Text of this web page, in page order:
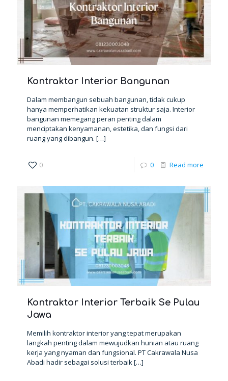
Kontraktor Interior Bangunan
Dalam membangun sebuah bangunan, tidak cukup
hanya memperhatikan kekuatan struktur saja. Interior
bangunan memegang peran penting dalam
menciptakan kenyamanan, estetika, dan fungsi dari
ruang yang dibangun. […]
0 0 Read more
Kontraktor Interior Terbaik Se Pulau
Jawa
Memilih kontraktor interior yang tepat merupakan
langkah penting dalam mewujudkan hunian atau ruang
kerja yang nyaman dan fungsional. PT Cakrawala Nusa
Abadi hadir sebagai solusi terbaik[…]